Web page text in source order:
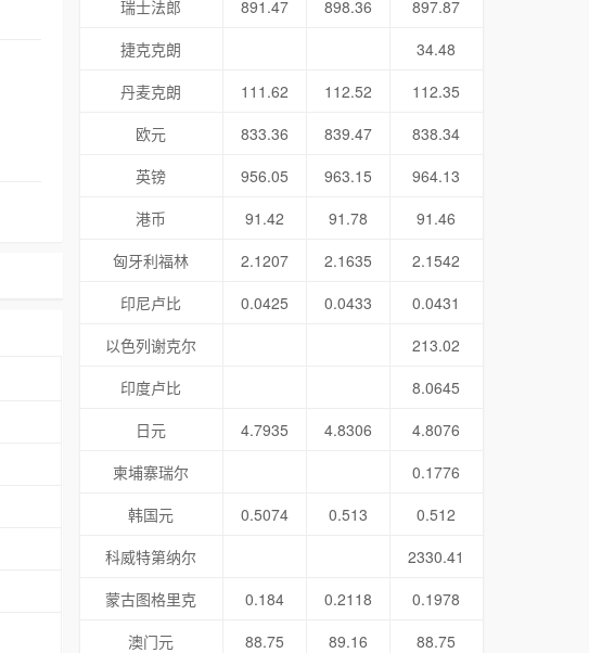
瑞士法郎
891.47 898.36
897.87
捷克克朗
34.48
丹麦克朗
111.62 112.52
112.35
欧元
833.36 839.47
838.34
英镑
956.05 963.15
964.13
港币
91.42 91.78
91.46
匈牙利福林
2.1207 2.1635
2.1542
印尼卢比
0.0425 0.0433
0.0431
以色列谢克尔
213.02
印度卢比
8.0645
日元
4.7935 4.8306
4.8076
柬埔寨瑞尔
0.1776
韩国元
0.5074 0.513
0.512
科威特第纳尔
2330.41
蒙古图格里克
0.184 0.2118
0.1978
澳门元
88.75 89.16
88.75